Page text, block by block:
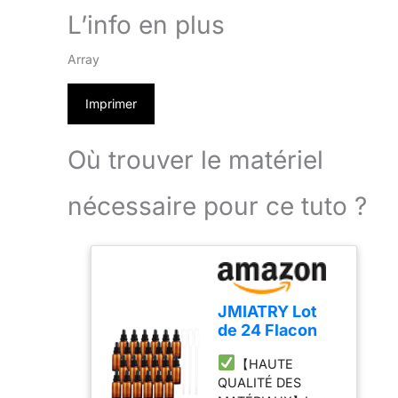
L’info en plus
Array
Imprimer
Où trouver le matériel
nécessaire pour ce tuto ?
JMIATRY Lot
de 24 Flacon
Gouttes 30ml
en Verre Ambré
【HAUTE
QUALITÉ DES